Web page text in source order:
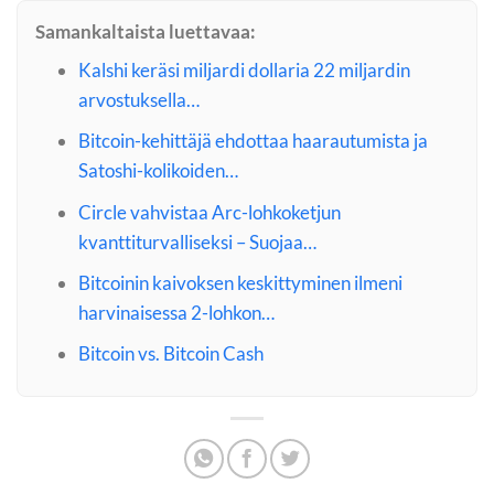
Samankaltaista luettavaa:
Kalshi keräsi miljardi dollaria 22 miljardin
arvostuksella…
Bitcoin-kehittäjä ehdottaa haarautumista ja
Satoshi-kolikoiden…
Circle vahvistaa Arc-lohkoketjun
kvanttiturvalliseksi – Suojaa…
Bitcoinin kaivoksen keskittyminen ilmeni
harvinaisessa 2-lohkon…
Bitcoin vs. Bitcoin Cash